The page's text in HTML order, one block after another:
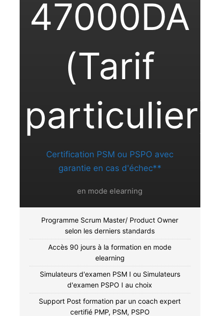
47000DA
(Tarif
particulier)
Certification PSM ou PSPO avec
garantie en cas d'échec**
en mode elearning
Programme Scrum Master/ Product Owner
selon les derniers standards
Accès 90 jours à la formation en mode
elearning
Simulateurs d'examen PSM I ou Simulateurs
d'examen PSPO I au choix
Support Post formation par un coach expert
certifié PMP, PSM, PSPO